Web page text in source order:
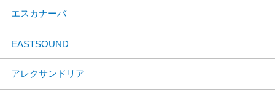
エスカナーバ
EASTSOUND
アレクサンドリア